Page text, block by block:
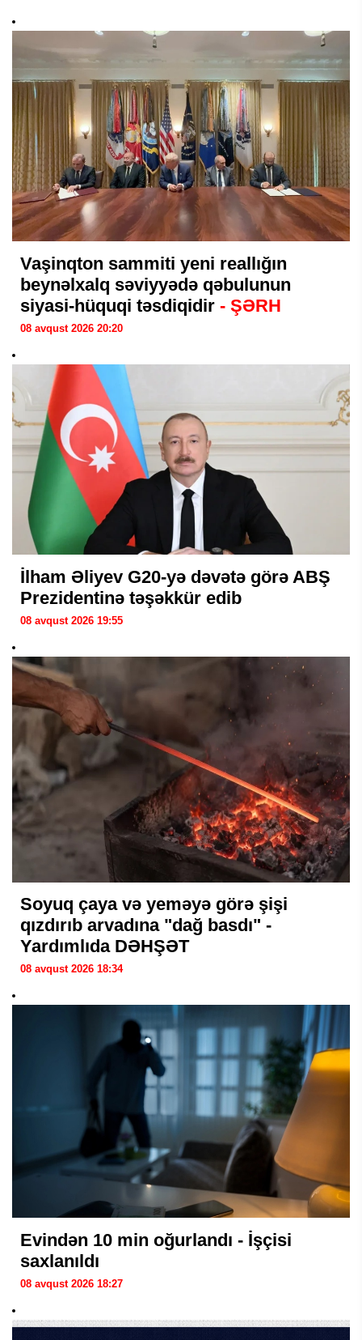
Vaşinqton sammiti yeni reallığın
beynəlxalq səviyyədə qəbulunun
siyasi-hüquqi təsdiqidir - ŞƏRH
08 avqust 2026 20:20
İlham Əliyev G20-yə dəvətə görə ABŞ
Prezidentinə təşəkkür edib
08 avqust 2026 19:55
Soyuq çaya və yeməyə görə şişi
qızdırıb arvadına "dağ basdı" -
Yardımlıda DƏHŞƏT
08 avqust 2026 18:34
Evindən 10 min oğurlandı - İşçisi
saxlanıldı
08 avqust 2026 18:27